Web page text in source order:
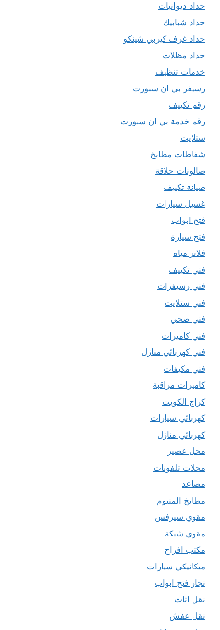
حداد ديوانيات
حداد شبابيك
حداد غرف كيربي شينكو
حداد مظلات
خدمات تنظيف
رسيفر بي ان سبورت
رقم تكييف
رقم خدمة بي ان سبورت
ستلايت
شفاطات مطابخ
صالونات حلاقة
صيانة تكييف
غسيل سيارات
فتح ابواب
فتح سيارة
فلاتر مياه
فني تكييف
فني رسيفرات
فني ستلايت
فني صحي
فني كاميرات
فني كهربائي منازل
فني مكيفات
كاميرات مراقبة
كراج الكويت
كهربائي سيارات
كهربائي منازل
محل عصير
محلات تلفونات
مصاعد
مطابخ المنيوم
مقوي سيرفس
مقوي شبكة
مكتب افراح
ميكانيكي سيارات
نجار فتح ابواب
نقل اثاث
نقل عفش